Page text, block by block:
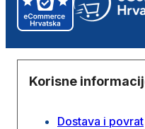
Korisne
Dostava i povrat